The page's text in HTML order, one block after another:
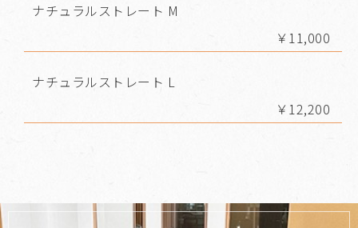
ナチュラルストレート M
￥11,000
ナチュラルストレート L
￥12,200